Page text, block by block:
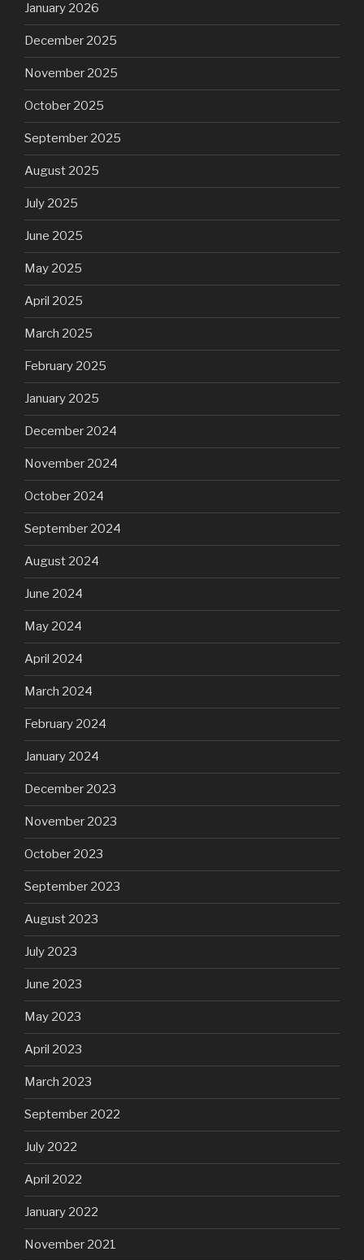
January 2026
December 2025
November 2025
October 2025
September 2025
August 2025
July 2025
June 2025
May 2025
April 2025
March 2025
February 2025
January 2025
December 2024
November 2024
October 2024
September 2024
August 2024
June 2024
May 2024
April 2024
March 2024
February 2024
January 2024
December 2023
November 2023
October 2023
September 2023
August 2023
July 2023
June 2023
May 2023
April 2023
March 2023
September 2022
July 2022
April 2022
January 2022
November 2021